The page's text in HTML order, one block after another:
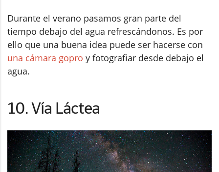
Durante el verano pasamos gran parte del
tiempo debajo del agua refrescándonos. Es por
ello que una buena idea puede ser hacerse con
una cámara gopro y fotografiar desde debajo el
agua.
10. Vía Láctea